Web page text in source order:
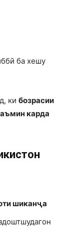
ба хешу
ки бозрасии
карда
шиканҷа